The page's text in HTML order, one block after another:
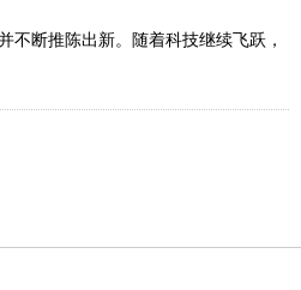
不断推陈出新。随着科技继续飞跃，